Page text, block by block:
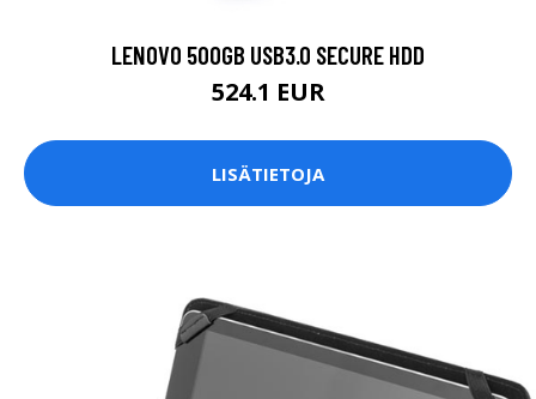
LENOVO 500GB USB3.0 SECURE HDD
524.1 EUR
LISÄTIETOJA